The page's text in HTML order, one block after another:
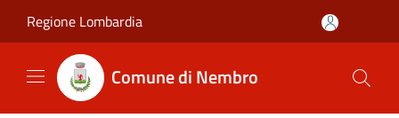
Regione Lombardia
Comune di Nembro